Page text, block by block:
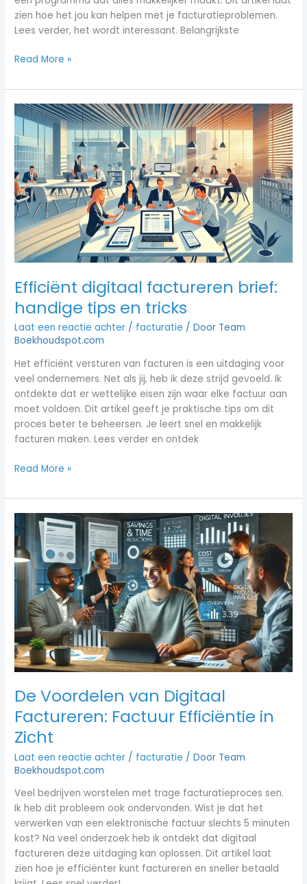
zien hoe het jou kan helpen met je facturatieproblemen.
Lees verder, het wordt interessant. Belangrijkste
Read More »
Efficiënt digitaal factureren brief:
handige tips en tricks
Laat een reactie achter / facturatie / Door Team
Boekhoudspot.com
Het efficiënt versturen van facturen is een uitdaging voor
veel ondernemers. Net als jij, heb ik deze strijd gevoeld. Ik
ontdekte dat er wettelijke eisen zijn waar elke factuur aan
moet voldoen. Dit artikel geeft je praktische tips om dit
proces beter te beheersen. Je leert snel en makkelijk
facturen maken. Lees verder en ontdek
Efficiënt
digitaal
factureren
brief:
handige
tips
en
tricks
Read More »
De Voordelen van Digitaal
Factureren: Factuur Efficiëntie in
Zicht
Laat een reactie achter / facturatie / Door Team
Boekhoudspot.com
Veel bedrijven worstelen met trage facturatieproces sen.
Ik heb dit probleem ook ondervonden. Wist je dat het
verwerken van een elektronische factuur slechts 5 minuten
kost? Na veel onderzoek heb ik ontdekt dat digitaal
factureren deze uitdaging kan oplossen. Dit artikel laat
zien hoe je efficiënter kunt factureren en sneller betaald
Voordelen
van
Digitaal
Factureren:
Factuur
Efficiëntie
in
Zicht